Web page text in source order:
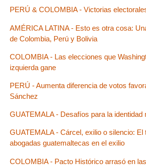
PERÚ & COLOMBIA - Victorias
AMÉRICA LATINA - Esto es otra cosa:
de Colombia, Perú y Bolivia
COLOMBIA - Las elecciones que
izquierda gane
PERÚ - Aumenta diferencia de votos
Sánchez
GUATEMALA - Desafíos para la identidad
GUATEMALA - Cárcel, exilio o silencio: El
abogadas guatemaltecas en el exilio
COLOMBIA - Pacto Histórico arrasó en